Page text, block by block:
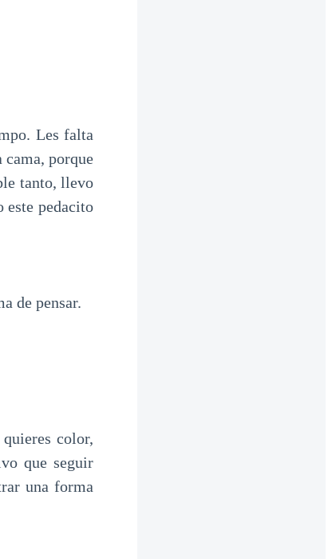
Les falta
cama, porque
tanto, llevo
este pedacito
de pensar.
color,
que seguir
una forma